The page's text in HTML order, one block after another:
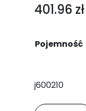
401.96 zł
Pojemność
j600210